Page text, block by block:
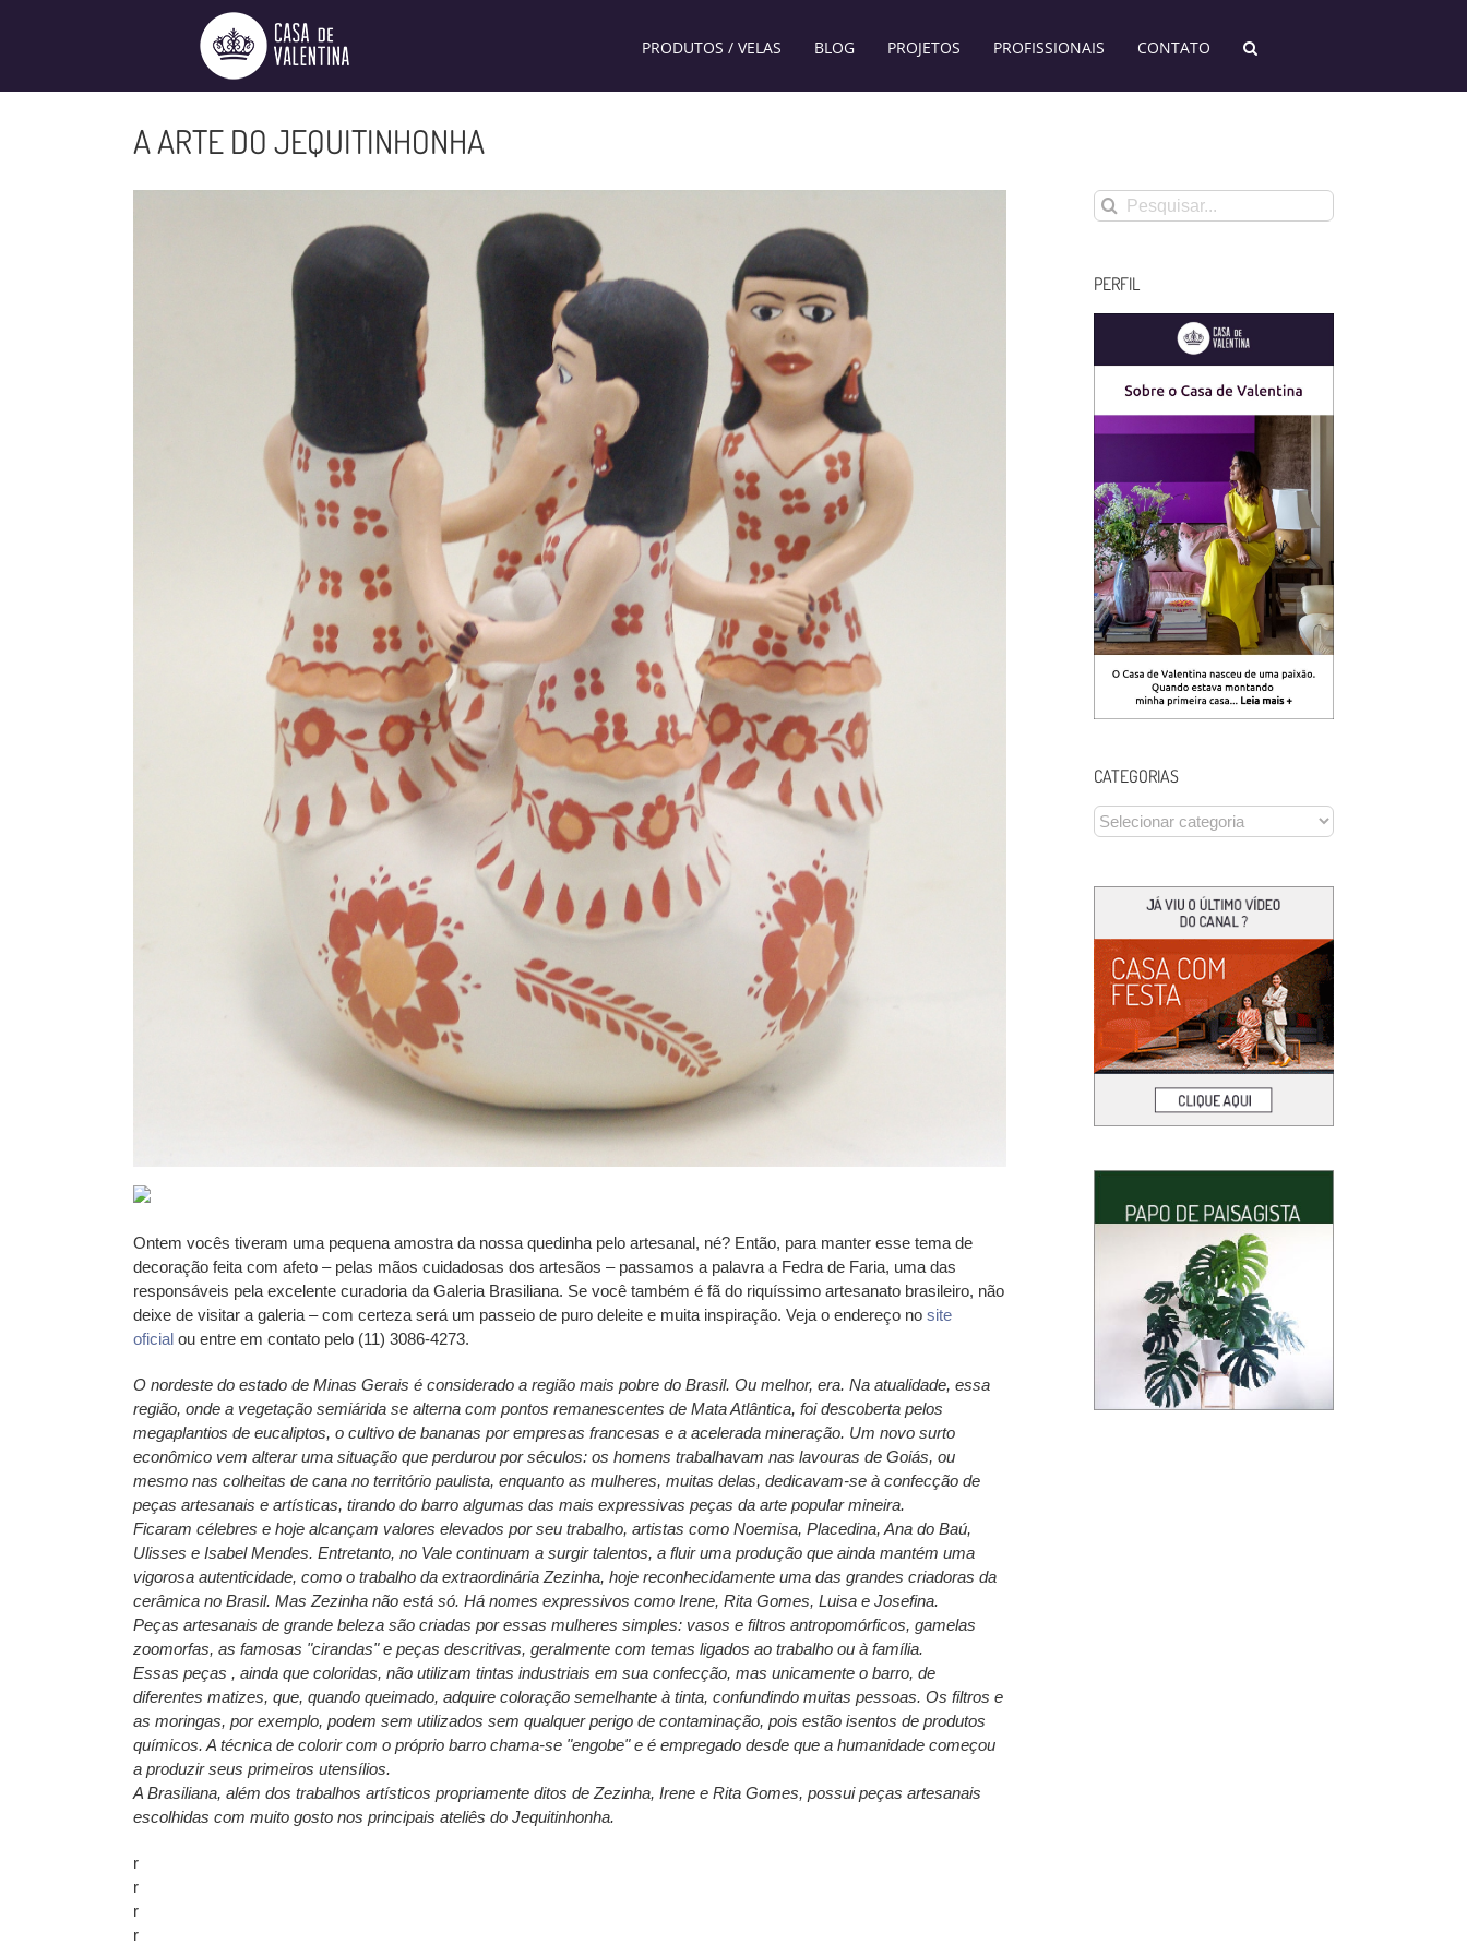
PRODUTOS / VELAS BLOG PROJETOS PROFISSIONAIS CONTATO
A ARTE DO JEQUITINHONHA
Ontem vocês tiveram uma pequena amostra da nossa quedinha pelo artesanal, né? Então, para manter esse tema de
decoração feita com afeto – pelas mãos cuidadosas dos artesãos – passamos a palavra a Fedra de Faria, uma das
responsáveis pela excelente curadoria da Galeria Brasiliana. Se você também é fã do riquíssimo artesanato brasileiro, não
deixe de visitar a galeria – com certeza será um passeio de puro deleite e muita inspiração. Veja o endereço no site
oficial ou entre em contato pelo (11) 3086-4273.
O nordeste do estado de Minas Gerais é considerado a região mais pobre do Brasil. Ou melhor, era. Na atualidade, essa
região, onde a vegetação semiárida se alterna com pontos remanescentes de Mata Atlântica, foi descoberta pelos
megaplantios de eucaliptos, o cultivo de bananas por empresas francesas e a acelerada mineração. Um novo surto
econômico vem alterar uma situação que perdurou por séculos: os homens trabalhavam nas lavouras de Goiás, ou
mesmo nas colheitas de cana no território paulista, enquanto as mulheres, muitas delas, dedicavam-se à confecção de
peças artesanais e artísticas, tirando do barro algumas das mais expressivas peças da arte popular mineira.
Ficaram célebres e hoje alcançam valores elevados por seu trabalho, artistas como Noemisa, Placedina, Ana do Baú,
Ulisses e Isabel Mendes. Entretanto, no Vale continuam a surgir talentos, a fluir uma produção que ainda mantém uma
vigorosa autenticidade, como o trabalho da extraordinária Zezinha, hoje reconhecidamente uma das grandes criadoras da
cerâmica no Brasil. Mas Zezinha não está só. Há nomes expressivos como Irene, Rita Gomes, Luisa e Josefina.
Peças artesanais de grande beleza são criadas por essas mulheres simples: vasos e filtros antropomórficos, gamelas
zoomorfas, as famosas "cirandas" e peças descritivas, geralmente com temas ligados ao trabalho ou à família.
Essas peças , ainda que coloridas, não utilizam tintas industriais em sua confecção, mas unicamente o barro, de
diferentes matizes, que, quando queimado, adquire coloração semelhante à tinta, confundindo muitas pessoas. Os filtros e
as moringas, por exemplo, podem sem utilizados sem qualquer perigo de contaminação, pois estão isentos de produtos
químicos. A técnica de colorir com o próprio barro chama-se "engobe" e é empregado desde que a humanidade começou
a produzir seus primeiros utensílios.
A Brasiliana, além dos trabalhos artísticos propriamente ditos de Zezinha, Irene e Rita Gomes, possui peças artesanais
escolhidas com muito gosto nos principais ateliês do Jequitinhonha.
r
r
r
r
Buscar
resultados
PERFIL
CATEGORIAS
CATEGORIAS